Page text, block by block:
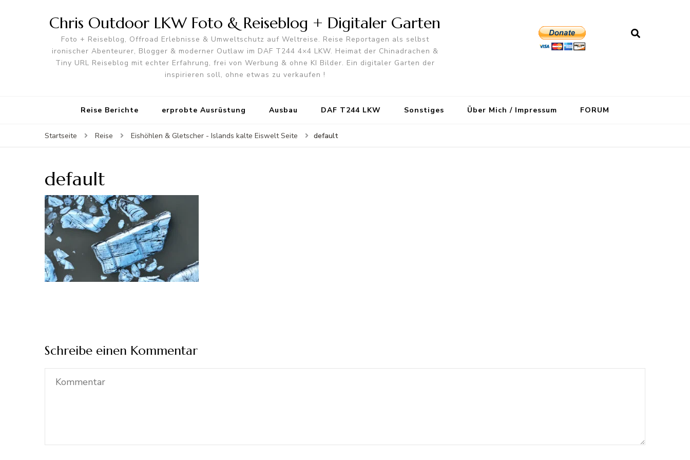
Chris Outdoor LKW Foto & Reiseblog + Digitaler Garten
Foto + Reiseblog, Offroad Erlebnisse & Umweltschutz auf Weltreise. Reise Reportagen als selbst
ironischer Abenteurer, Blogger & moderner Outlaw im DAF T244 4×4 LKW. Heimat der Chinadrachen &
Tiny URL Reiseblog mit echter Erfahrung, frei von Werbung & ohne KI Bilder. Ein digitaler Garten der
inspirieren soll, ohne etwas zu verkaufen !
Reise Berichte erprobte Ausrüstung Ausbau DAF T244 LKW Sonstiges Über Mich / Impressum FORUM
Startseite Reise Eishöhlen & Gletscher - Islands kalte Eiswelt Seite default
default
Schreibe einen Kommentar